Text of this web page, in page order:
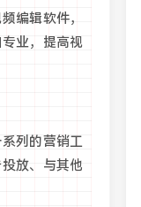
编辑软件，
业，提高视
列的营销工
放、与其他